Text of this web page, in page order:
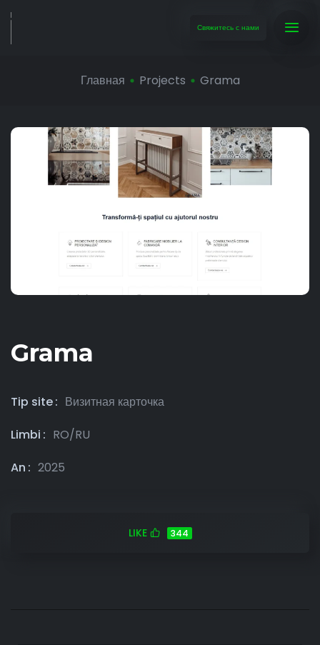
Свяжитесь с нами
Главная Projects Grama
Grama
Tip site
Визитная карточка
Limbi
RO/RU
An
2025
LIKE 344